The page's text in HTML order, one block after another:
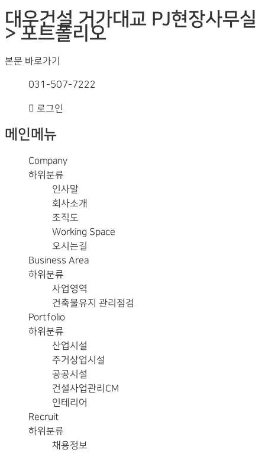
대우건설 거가대교 PJ현장사무실
> 포트폴리오
본문 바로가기
031-507-7222
로그인
메인메뉴
Company
하위분류
인사말
회사소개
조직도
Working Space
오시는길
Business Area
하위분류
사업영역
건축물유지 관리점검
Portfolio
하위분류
산업시설
주거상업시설
공공시설
건설사업관리CM
인테리어
Recruit
하위분류
채용정보